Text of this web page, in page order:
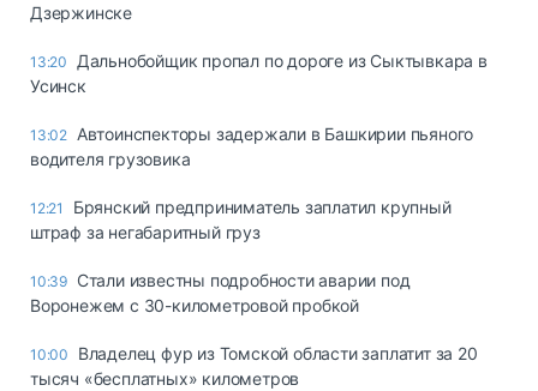
Дзержинске
13:20
Дальнобойщик пропал по дороге из Сыктывкара в
Усинск
13:02 Автоинспекторы задержали в Башкирии пьяного
водителя грузовика
12:21
Брянский предприниматель заплатил крупный
штраф за негабаритный груз
10:39 Стали известны подробности аварии под
Воронежем с 30-километровой пробкой
10:00
Владелец фур из Томской области заплатит за 20
тысяч «бесплатных» километров